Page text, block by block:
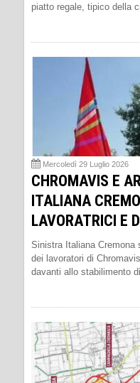
piatto regale, tipico della
Mercoledì 29 Luglio 2026
CHROMAVIS E
ITALIANA
LAVORATRICI E
Sinistra Italiana Cremona
dei lavoratori di
davanti allo stabilimento